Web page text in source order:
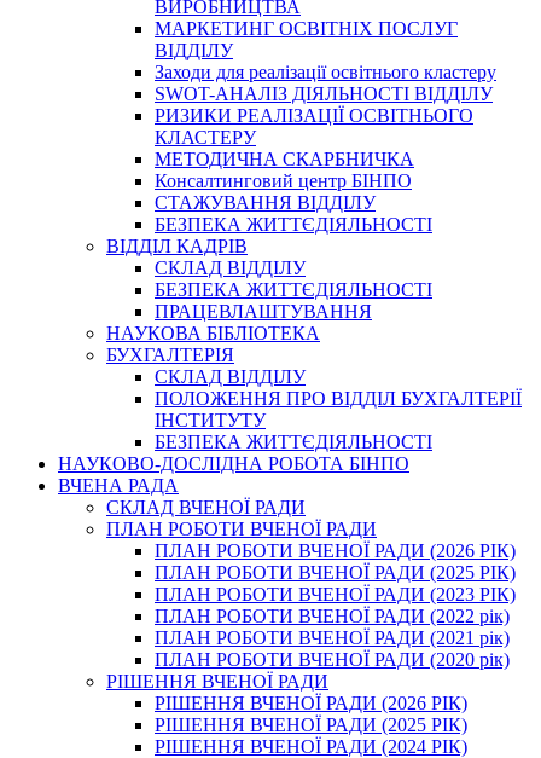
ВИРОБНИЦТВА
МАРКЕТИНГ ОСВІТНІХ ПОСЛУГ
ВІДДІЛУ
Заходи для реалізації освітнього кластеру
SWOT-АНАЛІЗ ДІЯЛЬНОСТІ ВІДДІЛУ
РИЗИКИ РЕАЛІЗАЦІЇ ОСВІТНЬОГО
КЛАСТЕРУ
МЕТОДИЧНА СКАРБНИЧКА
Консалтинговий центр БІНПО
СТАЖУВАННЯ ВІДДІЛУ
БЕЗПЕКА ЖИТТЄДІЯЛЬНОСТІ
ВІДДІЛ КАДРІВ
СКЛАД ВІДДІЛУ
БЕЗПЕКА ЖИТТЄДІЯЛЬНОСТІ
ПРАЦЕВЛАШТУВАННЯ
НАУКОВА БІБЛІОТЕКА
БУХГАЛТЕРІЯ
СКЛАД ВІДДІЛУ
ПОЛОЖЕННЯ ПРО ВІДДІЛ БУХГАЛТЕРІЇ
ІНСТИТУТУ
БЕЗПЕКА ЖИТТЄДІЯЛЬНОСТІ
НАУКОВО-ДОСЛІДНА РОБОТА БІНПО
ВЧЕНА РАДА
СКЛАД ВЧЕНОЇ РАДИ
ПЛАН РОБОТИ ВЧЕНОЇ РАДИ
ПЛАН РОБОТИ ВЧЕНОЇ РАДИ (2026 РІК)
ПЛАН РОБОТИ ВЧЕНОЇ РАДИ (2025 РІК)
ПЛАН РОБОТИ ВЧЕНОЇ РАДИ (2023 РІК)
ПЛАН РОБОТИ ВЧЕНОЇ РАДИ (2022 рік)
ПЛАН РОБОТИ ВЧЕНОЇ РАДИ (2021 рік)
ПЛАН РОБОТИ ВЧЕНОЇ РАДИ (2020 рік)
РІШЕННЯ ВЧЕНОЇ РАДИ
РІШЕННЯ ВЧЕНОЇ РАДИ (2026 РІК)
РІШЕННЯ ВЧЕНОЇ РАДИ (2025 РІК)
РІШЕННЯ ВЧЕНОЇ РАДИ (2024 РІК)